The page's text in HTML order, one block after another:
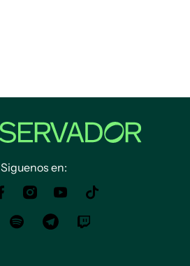
Siguenos en: